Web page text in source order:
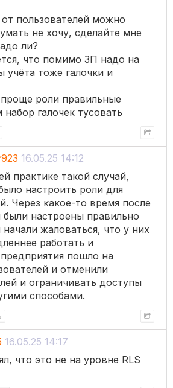
пользователей можно
не хочу, сделайте мне
ли?
что помимо ЗП надо на
учёта тоже галочки и
роли правильные
галочек тусовать
923 16.05.25 14:12
практике такой случай,
настроить роли для
Через какое-то время после
были настроены правильно
начали жаловаться, что у них
работать и
пошло на
и отменили
и ограничивать доступы
способами.
16.05.25 14:17
что это не на уровне RLS